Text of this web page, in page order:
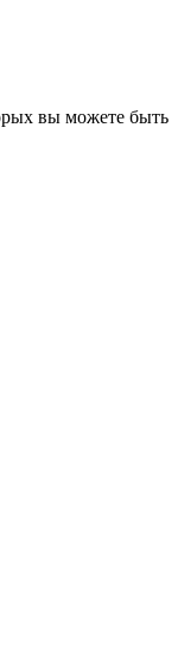
вы можете быть